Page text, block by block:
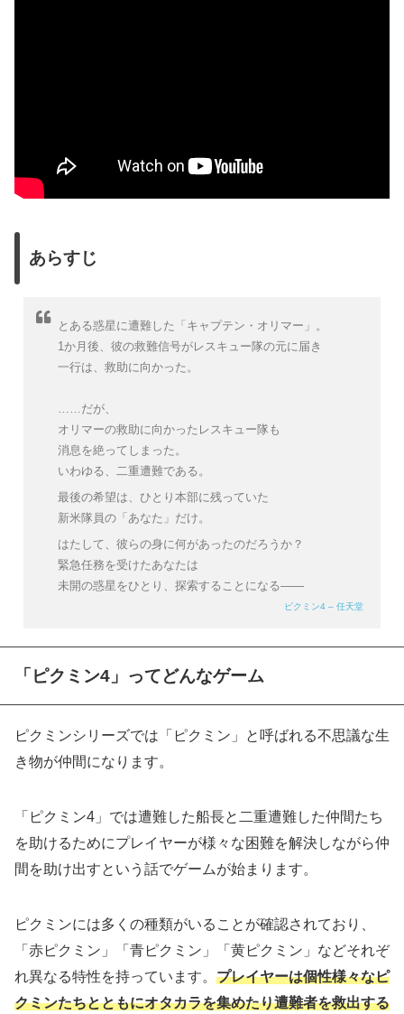
あらすじ
とある惑星に遭難した「キャプテン・オリマー」。
1か月後、彼の救難信号がレスキュー隊の元に届き
一行は、救助に向かった。
……だが、
オリマーの救助に向かったレスキュー隊も
消息を絶ってしまった。
いわゆる、二重遭難である。
最後の希望は、ひとり本部に残っていた
新米隊員の「あなた」だけ。
はたして、彼らの身に何があったのだろうか？
緊急任務を受けたあなたは
未開の惑星をひとり、探索することになる――
ピクミン4 – 任天堂
「ピクミン4」ってどんなゲーム
ピクミンシリーズでは「ピクミン」と呼ばれる不思議な生
き物が仲間になります。
「ピクミン4」では遭難した船長と二重遭難した仲間たち
を助けるためにプレイヤーが様々な困難を解決しながら仲
間を助け出すという話でゲームが始まります。
ピクミンには多くの種類がいることが確認されており、
「赤ピクミン」「青ピクミン」「黄ピクミン」などそれぞ
れ異なる特性を持っています。 プレイヤーは個性様々なピ
クミンたちとともにオタカラを集めたり遭難者を救出する